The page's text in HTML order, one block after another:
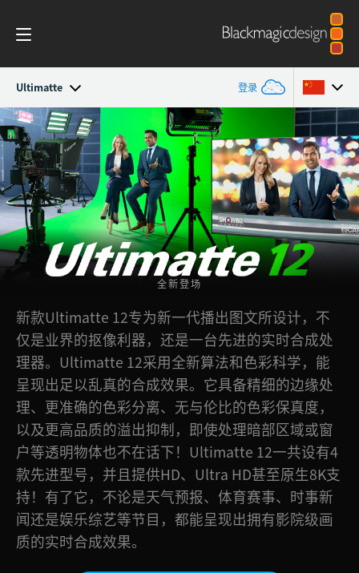
Ultimatte 登录
Ultimatte
作品展示
技术规格
Argentina
Australia
Austria
Brazil
Canada
Denmark
Finland
France
Germany
中国香港
India
Italy
全新登场
新款Ultimatte 12专为新一代播出图文所设计，不
仅是业界的抠像利器，还是一台先进的实时合成处
理器。Ultimatte 12采用全新算法和色彩科学，能
呈现出足以乱真的合成效果。它具备精细的边缘处
理、更准确的色彩分离、无与伦比的色彩保真度，
以及更高品质的溢出抑制，即使处理暗部区域或窗
户等透明物体也不在话下！Ultimatte 12一共设有4
款先进型号，并且提供HD、Ultra HD甚至原生8K支
持！有了它，不论是天气预报、体育赛事、时事新
闻还是娱乐综艺等节目， 都能呈现出拥有影院级画
质的实时合成效果。